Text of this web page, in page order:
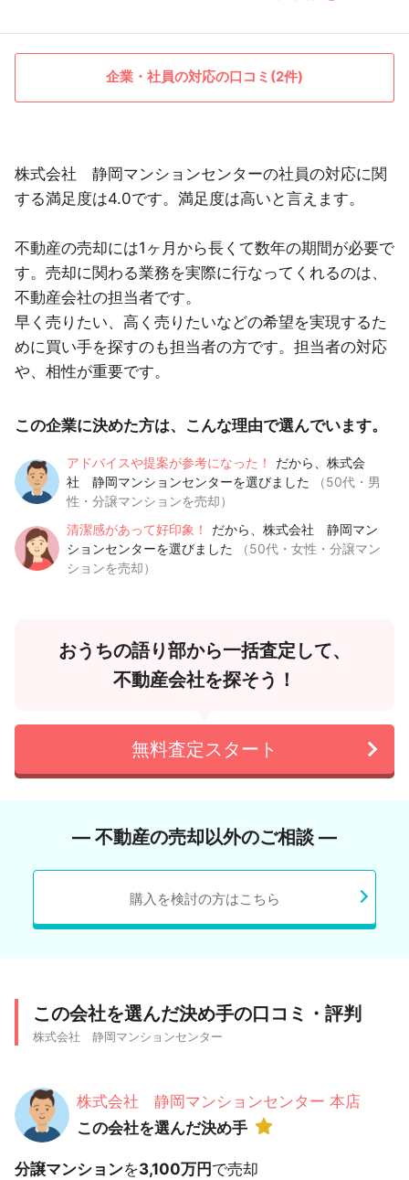
企業・社員の対応の口コミ(2件)
株式会社 静岡マンションセンターの社員の対応に関
する満足度は4.0です。満足度は高いと言えます。
不動産の売却には1ヶ月から長くて数年の期間が必要で
す。売却に関わる業務を実際に行なってくれるのは、
不動産会社の担当者です。
早く売りたい、高く売りたいなどの希望を実現するた
めに買い手を探すのも担当者の方です。担当者の対応
や、相性が重要です。
この企業に決めた方は、こんな理由で選んでいます。
アドバイスや提案が参考になった！
だから、株式会
社 静岡マンションセンターを選びました
（50代・男
性・分譲マンションを売却）
清潔感があって好印象！
だから、株式会社 静岡マン
ションセンターを選びました
（50代・女性・分譲マン
ションを売却）
おうちの語り部から一括査定して、
不動産会社を探そう！
無料査定スタート
― 不動産の売却以外のご相談 ―
購入を検討の方はこちら
この会社を選んだ決め手の口コミ・評判
株式会社 静岡マンションセンター
株式会社 静岡マンションセンター 本店
この会社を選んだ決め手
分譲マンションを3,100万円 で売却